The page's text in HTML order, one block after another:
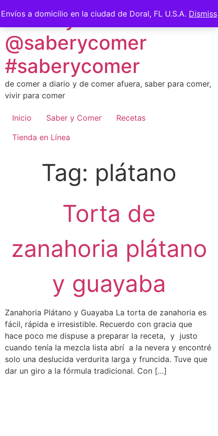
Envíos a domicilio en la ciudad de Doral, FL U.S.A. Dismiss
to
content
Saber y Comer -
@saberycomer
#saberycomer
de comer a diario y de comer afuera, saber para comer,
vivir para comer
Inicio Saber y Comer
Recetas
Tienda en Línea
Tag: plátano
Torta de
zanahoria plátano
y guayaba
Zanahoria Plátano y Guayaba La torta de zanahoria es
fácil, rápida e irresistible. Recuerdo con gracia que
hace poco me dispuse a preparar la receta, y justo
cuando tenía la mezcla lista abrí a la nevera y encontré
solo una deslucida verdurita larga y fruncida. Tuve que
dar un giro a la fórmula tradicional. Con […]